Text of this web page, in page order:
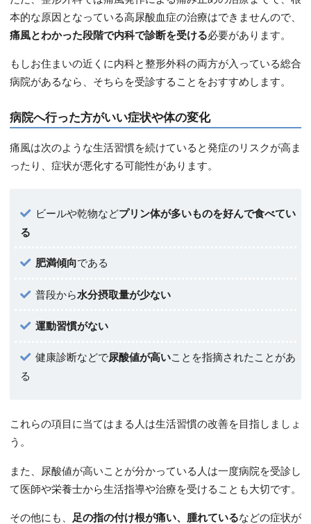
本的な原因となっている高尿酸血症の治療はできませんので、
痛風とわかった段階で内科で診断を受ける必要があります。
もしお住まいの近くに内科と整形外科の両方が入っている総合
病院があるなら、そちらを受診することをおすすめします。
病院へ行った方がいい症状や体の変化
痛風は次のような生活習慣を続けていると発症のリスクが高ま
ったり、症状が悪化する可能性があります。
ビールや乾物などプリン体が多いものを好んで食べてい
る
肥満傾向である
普段から水分摂取量が少ない
運動習慣がない
健康診断などで尿酸値が高いことを指摘されたことがあ
る
これらの項目に当てはまる人は生活習慣の改善を目指しましょ
う。
また、尿酸値が高いことが分かっている人は一度病院を受診し
て医師や栄養士から生活指導や治療を受けることも大切です。
その他にも、 足の指の付け根が痛い、腫れているなどの症状が